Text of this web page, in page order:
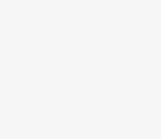
art. 16 RODO,
prawo do bycia zapomnianym) na podstawie art.
były zebrane lub w inny sposób przetwarzane,
na przetwarzanie danych osobowych, która jest
z prawem,
się z obowiązku wynikającego z
danych osobowych – na okres